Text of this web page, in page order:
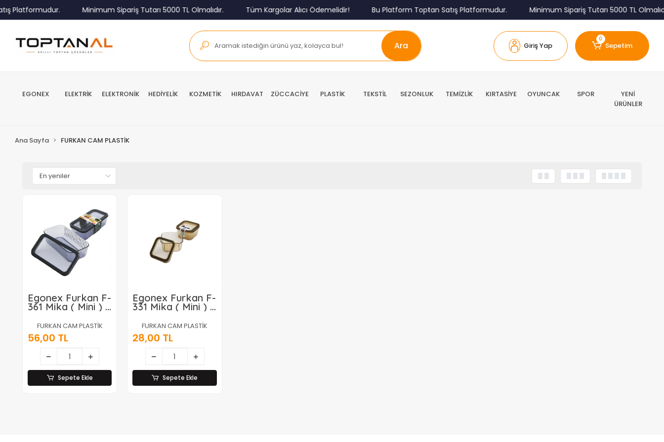
Platformudur. Minimum Sipariş Tutarı 5000 TL Olmalıdır. Tüm Kargolar Alıcı Ödemelidir! Bu Platform Toptan Satış Platformudur. Minimum Sipariş Tutarı 5000 TL
Ara Giriş Yap
0
Sepetim
EGONEX ELEKTRİK ELEKTRONİK HEDİYELİK KOZMETİK HIRDAVAT ZÜCCACİYE PLASTİK TEKSTİL SEZONLUK TEMİZLİK KIRTASİYE OYUNCAK SPOR
YENİ
ÜRÜNLER
Ana Sayfa FURKAN CAM PLASTİK
Egonex Furkan F-
361 Mika ( Mini ) (
Contalı Saklama
Kabı 600ml*36=k
FURKAN CAM PLASTİK
56,00 TL
Sepete Ekle
Egonex Furkan F-
331 Mika ( Mini ) (
Saklama Kabı
300ml*48=k
FURKAN CAM PLASTİK
28,00 TL
Sepete Ekle